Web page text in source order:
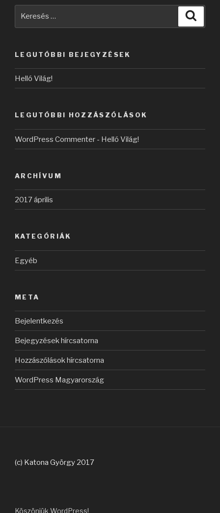
LEGUTÓBBI BEJEGYZÉSEK
Helló Világ!
LEGUTÓBBI HOZZÁSZÓLÁSOK
WordPress Commenter - Helló Világ!
ARCHÍVUM
2017 április
KATEGÓRIÁK
Egyéb
META
Bejelentkezés
Bejegyzések hírcsatorna
Hozzászólások hírcsatorna
WordPress Magyarország
(c) Katona György 2017
Köszönjük WordPress!